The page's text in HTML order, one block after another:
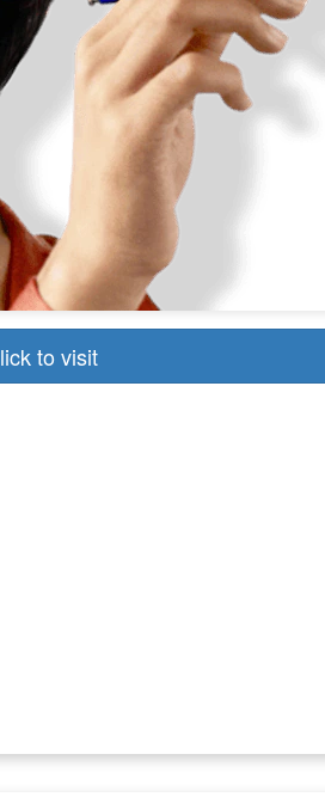
to visit